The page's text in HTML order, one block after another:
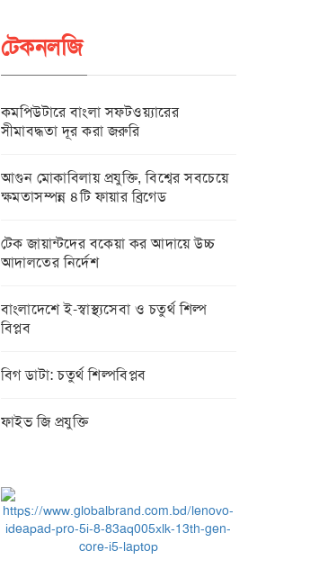
টেকনলজি
কমপিউটারে বাংলা সফটওয়্যারের
সীমাবদ্ধতা দূর করা জরুরি
আগুন মোকাবিলায় প্রযুক্তি, বিশ্বের সবচেয়ে
ক্ষমতাসম্পন্ন ৪টি ফায়ার ব্রিগেড
টেক জায়ান্টদের বকেয়া কর আদায়ে উচ্চ
আদালতের নির্দেশ
বাংলাদেশে ই-স্বাস্থ্যসেবা ও চতুর্থ শিল্প
বিপ্লব
বিগ ডাটা: চতুর্থ শিল্পবিপ্লব
ফাইভ জি প্রযুক্তি